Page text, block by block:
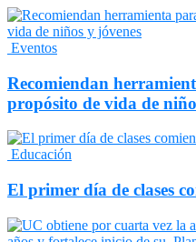
Eventos
Recomiendan
propósito de vida de
Educación
El primer día de clases